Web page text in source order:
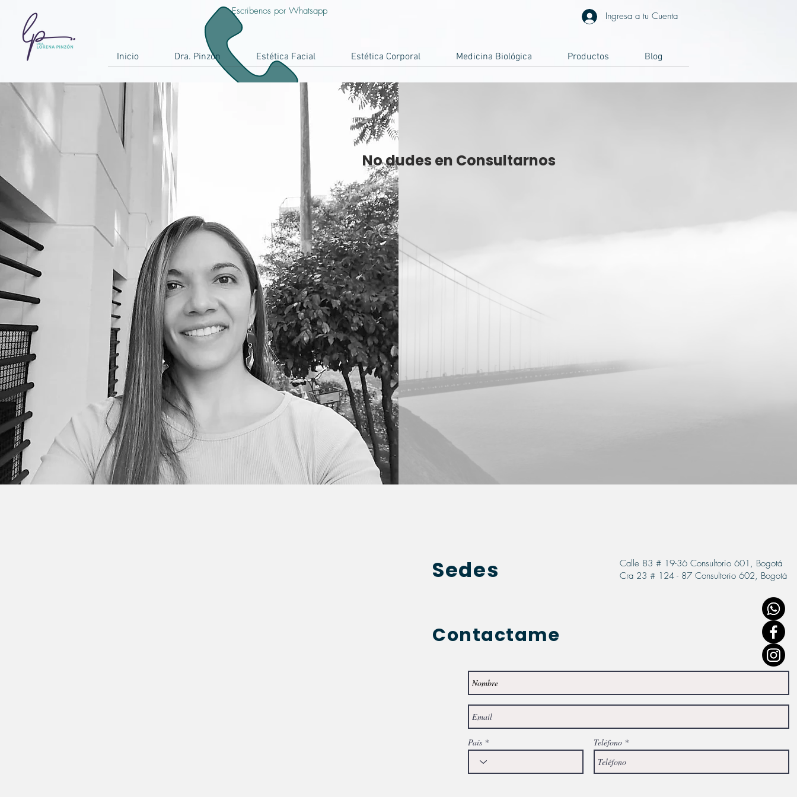
Escribenos por Whatsapp Ingresa a tu Cuenta
Inicio Dra. Pinzón Estética Facial Estética Corporal Medicina Biológica Productos Blog
No dudes en Consultarnos
Sedes
Calle 83 # 19-36 Consultorio 601, Bogotá
Cra 23 # 124 - 87 Consultorio 602, Bogotá
Contactame
País Teléfono